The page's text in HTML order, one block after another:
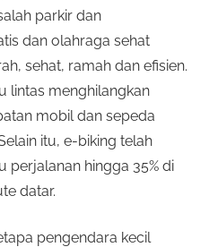
parkir dan
dan olahraga sehat
sehat, ramah dan efisien.
lintas menghilangkan
mobil dan sepeda
itu, e-biking telah
hingga 35% di
datar.
pengendara kecil